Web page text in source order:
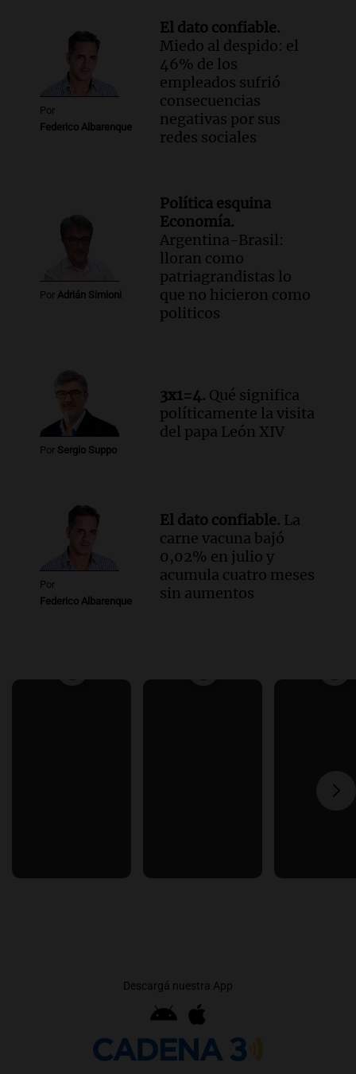
Por
Federico Albarenque
El dato confiable.
Miedo al despido: el
46% de los
empleados sufrió
consecuencias
negativas por sus
redes sociales
Por Adrián Simioni
Política esquina
Economía.
Argentina-Brasil:
lloran como
patriagrandistas lo
que no hicieron como
politicos
Por Sergio Suppo
3x1=4. Qué significa
políticamente la visita
del papa León XIV
Por
Federico Albarenque
El dato confiable. La
carne vacuna bajó
0,02% en julio y
acumula cuatro meses
sin aumentos
Descargá nuestra App